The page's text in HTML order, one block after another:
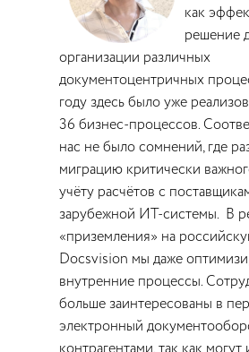
как
решение
организации различных
документоцентричных
году здесь было уже
36 бизнес-процессов.
нас не было сомнений, где
миграцию критически
учёту расчётов с
зарубежной ИТ-системы. В
«приземления» на
Docsvision мы даже
внутренние процессы.
больше заинтересованы в
электронный